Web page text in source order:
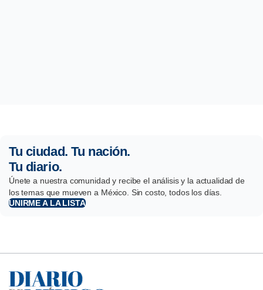
Tu ciudad. Tu nación.
Tu diario.
Únete a nuestra comunidad y recibe el análisis y la actualidad de
los temas que mueven a México. Sin costo, todos los días.
UNIRME A LA LISTA